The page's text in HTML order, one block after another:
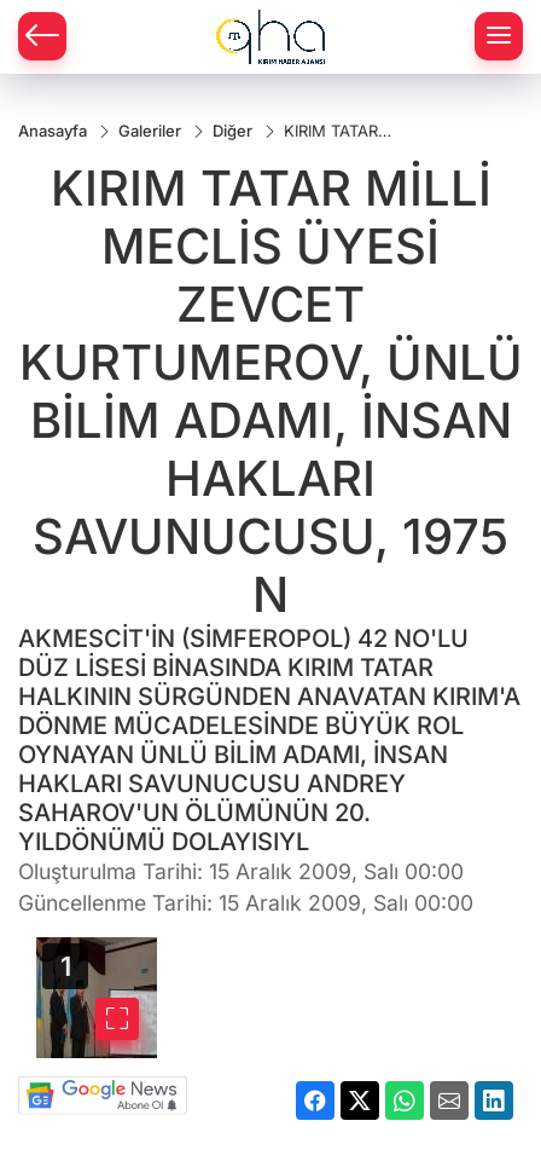
Anasayfa Galeriler Diğer
KIRIM TATAR
ÜYESİ ZEVCET
KURTUMEROV,
ÜNLÜ BİLİM
ADAMI, İNSAN
HAKLARI
SAVUNUCUSU,
1975 N
KIRIM TATAR MİLLİ
MECLİS ÜYESİ
ZEVCET
KURTUMEROV, ÜNLÜ
BİLİM ADAMI, İNSAN
HAKLARI
SAVUNUCUSU, 1975
N
AKMESCİT'İN (SİMFEROPOL) 42 NO'LU
DÜZ LİSESİ BİNASINDA KIRIM TATAR
HALKININ SÜRGÜNDEN ANAVATAN KIRIM'A
DÖNME MÜCADELESİNDE BÜYÜK ROL
OYNAYAN ÜNLÜ BİLİM ADAMI, İNSAN
HAKLARI SAVUNUCUSU ANDREY
SAHAROV'UN ÖLÜMÜNÜN 20.
YILDÖNÜMÜ DOLAYISIYL
Oluşturulma Tarihi: 15 Aralık 2009, Salı 00:00
Güncellenme Tarihi: 15 Aralık 2009, Salı 00:00